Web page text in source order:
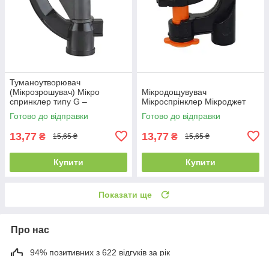
Туманоутворювач
(Мікрозрошувач) Мікро
спринклер типу G –
трикутний поворотний.
Готово до відправки
13,77 ₴ 15,65 ₴
Купити
Мікродощувувач
Мікроспрінклер Мікроджет
Готово до відправки
13,77 ₴ 15,65 ₴
Купити
Показати ще
Про нас
94% позитивних з 622 відгуків за рік